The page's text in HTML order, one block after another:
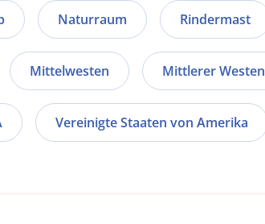
Naturraum Rindermast
Mittelwesten Mittlerer Westen
Vereinigte Staaten von Amerika